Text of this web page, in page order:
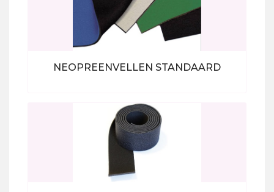
NEOPREENVELLEN STANDAARD
Bekijk alle producten